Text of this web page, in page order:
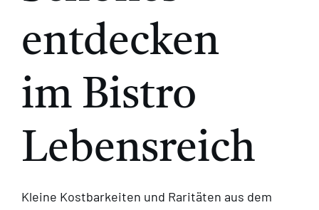
entdecken
im Bistro
Lebensreich
Kleine Kostbarkeiten und Raritäten aus dem